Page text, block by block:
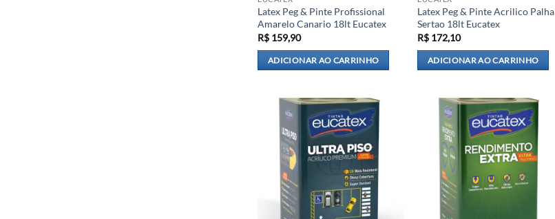
Latex Peg & Pinte Profissional
Amarelo Canario 18lt Eucatex
R$ 159,90
ADICIONAR AO CARRINHO
Latex Peg & Pinte Acrilico Palha
Sertao 18lt Eucatex
R$ 172,10
ADICIONAR AO CARRINHO